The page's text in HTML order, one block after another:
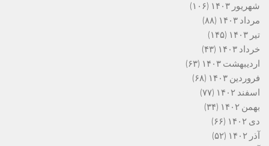
شهریور ۱۴۰۳
(۱۰۶)
مرداد ۱۴۰۳
(۸۸)
تیر ۱۴۰۳
(۱۴۵)
خرداد ۱۴۰۳
(۴۳)
اردیبهشت ۱۴۰۳
(۶۳)
فروردین ۱۴۰۳
(۶۸)
اسفند ۱۴۰۲
(۷۷)
بهمن ۱۴۰۲
(۳۴)
دی ۱۴۰۲
(۶۶)
آذر ۱۴۰۲
(۵۲)